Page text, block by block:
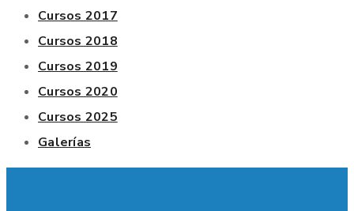
Cursos 2017
Cursos 2018
Cursos 2019
Cursos 2020
Cursos 2025
Galerías